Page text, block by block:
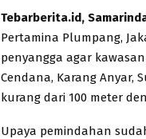
Tebarberita.id,
Pertamina Plumpang,
penyangga agar
Cendana, Karang Anyar,
kurang dari 100 meter
Upaya pemindahan